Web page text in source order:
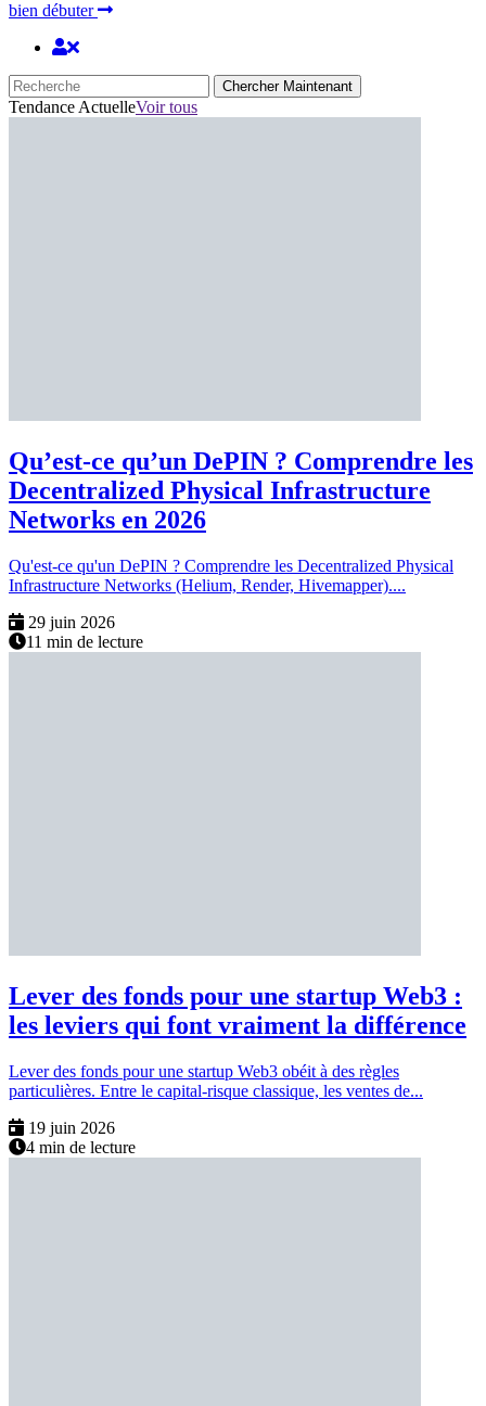
bien débuter
Chercher Maintenant
Tendance ActuelleVoir tous
Qu’est-ce qu’un DePIN ? Comprendre les
Decentralized Physical Infrastructure
Networks en 2026
Qu'est-ce qu'un DePIN ? Comprendre les Decentralized Physical
Infrastructure Networks (Helium, Render, Hivemapper)....
29 juin 2026
11 min de lecture
Lever des fonds pour une startup Web3 :
les leviers qui font vraiment la différence
Lever des fonds pour une startup Web3 obéit à des règles
particulières. Entre le capital-risque classique, les ventes de...
19 juin 2026
4 min de lecture